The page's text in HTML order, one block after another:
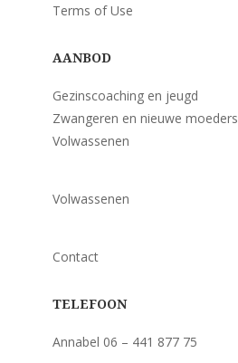
Terms of Use
AANBOD
Gezinscoaching en jeugd
Zwangeren en nieuwe moeders
Volwassenen
Volwassenen
Contact
TELEFOON
Annabel 06 – 441 877 75